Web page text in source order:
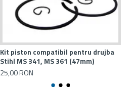
Kit piston compatibil pentru drujba
Stihl MS 341, MS 361 (47mm)
25,00 RON